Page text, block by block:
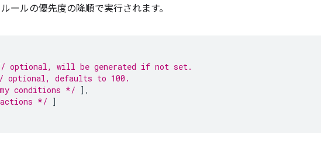
ールの優先度の降順で実行されます。
optional, will be generated if not set.
optional, defaults to 100.
conditions */ ],
*/ ]